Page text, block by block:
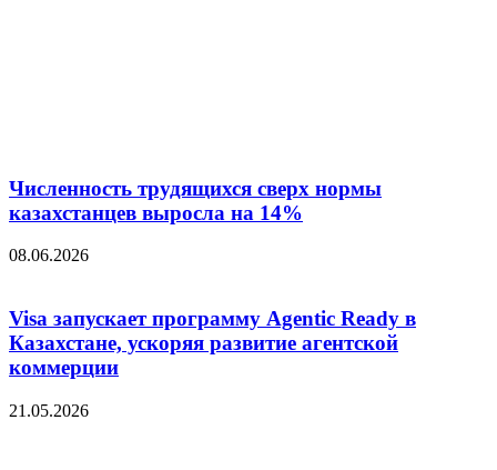
Численность трудящихся сверх нормы
казахстанцев выросла на 14%
08.06.2026
Visa запускает программу Agentic Ready в
Казахстане, ускоряя развитие агентской
коммерции
21.05.2026